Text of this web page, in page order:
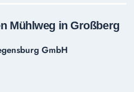
Mühlweg in Großberg
GmbH